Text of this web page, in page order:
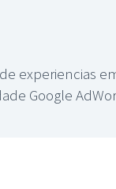
experiencias
Google